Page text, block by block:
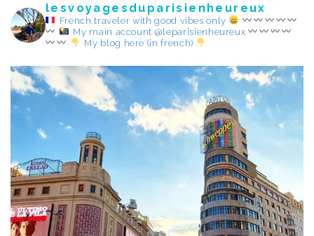
lesvoyagesduparisienheureux
French traveler with good vibes only
My main account @leparisienheureux
My blog here (in french)